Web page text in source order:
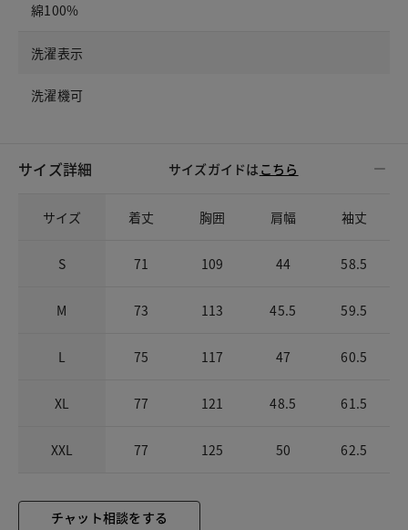
綿100%
洗濯表示
洗濯機可
サイズ詳細 サイズガイドは こちら
サイズ 着丈 胸囲 肩幅 袖丈
S 71 109 44 58.5
M 73 113 45.5 59.5
L 75 117 47 60.5
XL 77 121 48.5 61.5
XXL 77 125 50 62.5
チャット相談をする